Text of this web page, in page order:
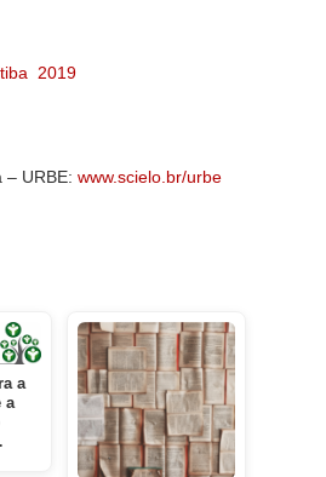
2019
– URBE: www.scielo.br/urbe
a
a